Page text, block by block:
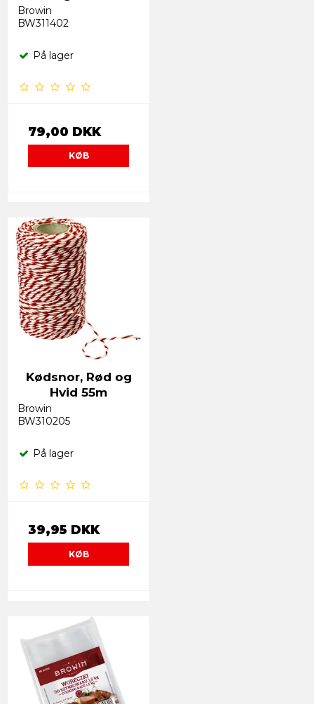
Browin
BW311402
På lager
79,00 DKK
KØB
Kødsnor, Rød og
Hvid 55m
Browin
BW310205
På lager
39,95 DKK
KØB